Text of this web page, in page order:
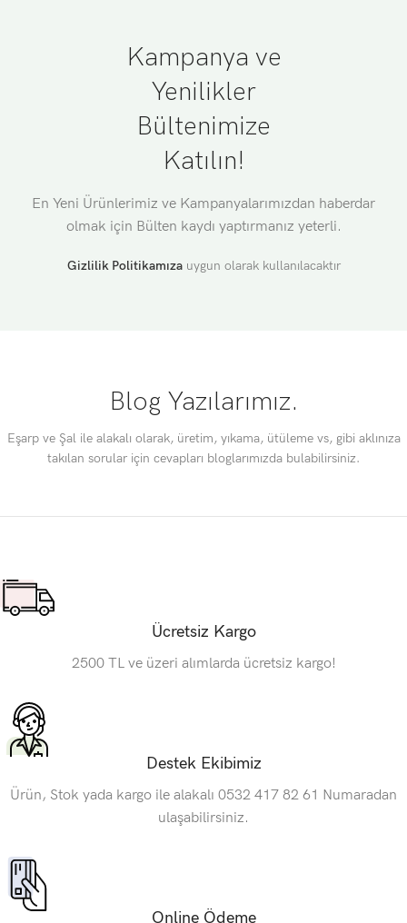
Kampanya ve
Yenilikler
Bültenimize
Katılın!
En Yeni Ürünlerimiz ve Kampanyalarımızdan haberdar
olmak için Bülten kaydı yaptırmanız yeterli.
Gizlilik Politikamızauygun olarak kullanılacaktır
Blog Yazılarımız.
Eşarp ve Şal ile alakalı olarak, üretim, yıkama, ütüleme vs, gibi aklınıza
takılan sorular için cevapları bloglarımızda bulabilirsiniz.
Ücretsiz Kargo
2500 TL ve üzeri alımlarda ücretsiz kargo!
Destek Ekibimiz
Ürün, Stok yada kargo ile alakalı 0532 417 82 61 Numaradan
ulaşabilirsiniz.
Online Ödeme